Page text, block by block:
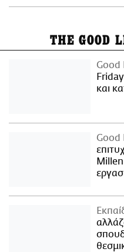
THE GOOD
Good
και
Good